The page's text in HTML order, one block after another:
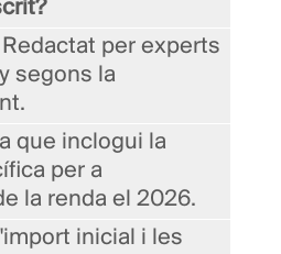
Redactat per experts
segons la
que inclogui la
per a
la renda el 2026.
inicial i les